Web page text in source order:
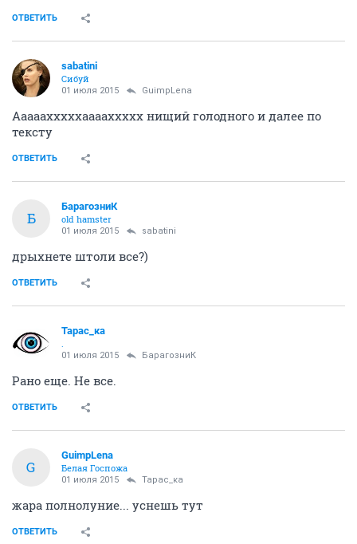
ОТВЕТИТЬ
sabatini
Сибуй
01 июля 2015 GuimpLena
Ааааахххххааааххххх нищий голодного и далее по
тексту
ОТВЕТИТЬ
Б
БарагозниК
old hamster
01 июля 2015 sabatini
дрыхнете штоли все?)
ОТВЕТИТЬ
Тарас_ка
01 июля 2015 БарагозниК
Рано еще. Не все.
ОТВЕТИТЬ
G
GuimpLena
Белая Госпожа
01 июля 2015 Тарас_ка
жара полнолуние... уснешь тут
ОТВЕТИТЬ